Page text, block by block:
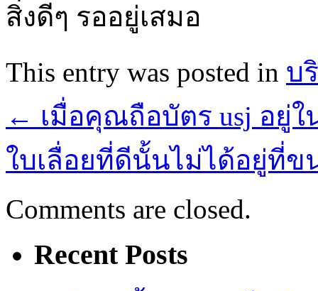
สิ่งดีๆ รออยู่เสมอ
This entry was posted in บ
← เมื่อคุณถือบัตร usj อยู่ใ
ใบเลื่อยที่ดีนั้นไม่ได้อยู่ที่
Comments are closed.
Recent Posts